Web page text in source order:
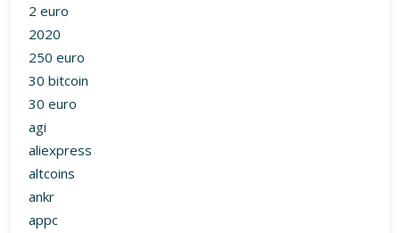
2 euro
2020
250 euro
30 bitcoin
30 euro
agi
aliexpress
altcoins
ankr
appc